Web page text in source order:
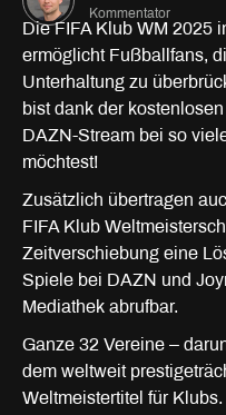
Kommentator
Die FIFA Klub WM 2025
ermöglicht Fußballfans,
Unterhaltung zu
bist dank der
DAZN-Stream bei so
möchtest!
Zusätzlich übertragen
FIFA Klub
Zeitverschiebung eine
Spiele bei DAZN und
Mediathek abrufbar.
Ganze 32 Vereine –
dem weltweit
Weltmeistertitel für